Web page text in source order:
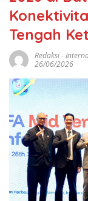
Tengah
Redaksi-
26/06/2026